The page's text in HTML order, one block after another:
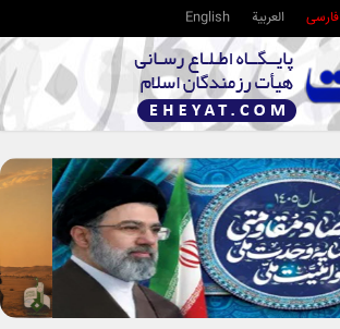
فارسی العربية English